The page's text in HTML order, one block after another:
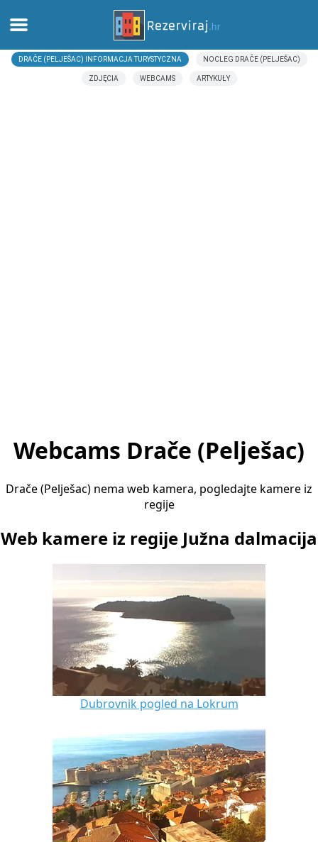
Dom
DRAČE (PELJEŠAC) INFORMACJA TURYSTYCZNA NOCLEG DRAČE (PELJEŠAC)
ZDJĘCIA WEBCAMS ARTYKUŁY
Webcams Drače (Pelješac)
Drače (Pelješac) nema web kamera, pogledajte kamere iz
regije
Web kamere iz regije Južna dalmacija
Dubrovnik pogled na Lokrum